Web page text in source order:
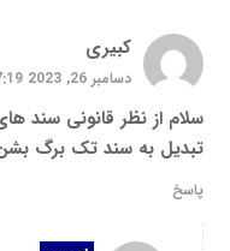
کبیری
دسامبر 26, 2023 7:19 ب.ظ
سلام از نظر قانونی سند
تبدیل به سند تک برگ
پاسخ